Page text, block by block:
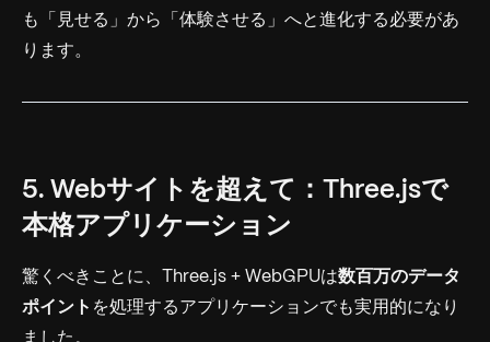
も「見せる」から「体験させる」へと進化する必要があ
ります。
5. Webサイトを超えて：Three.jsで
本格アプリケーション
驚くべきことに、Three.js + WebGPUは数百万のデータ
ポイント を処理するアプリケーションでも実用的になり
ました。